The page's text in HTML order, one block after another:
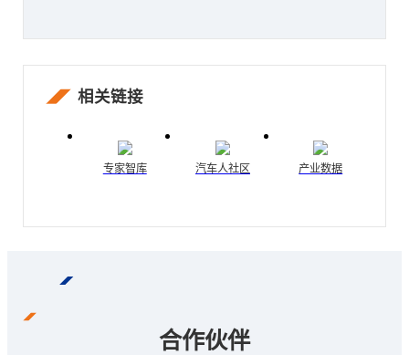
相关链接
专家智库 汽车人社区 产业数据
合作伙伴